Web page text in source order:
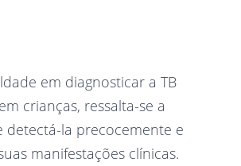
em diagnosticar a TB
crianças, ressalta-se a
detectá-la precocemente e
manifestações clínicas.